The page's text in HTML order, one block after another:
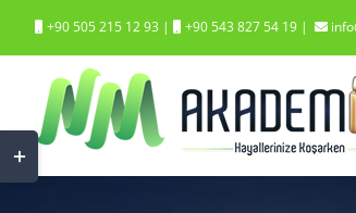
to
content
+90 505 215 12 93 | +90 543 827 54 19 |
Toggle
Sliding